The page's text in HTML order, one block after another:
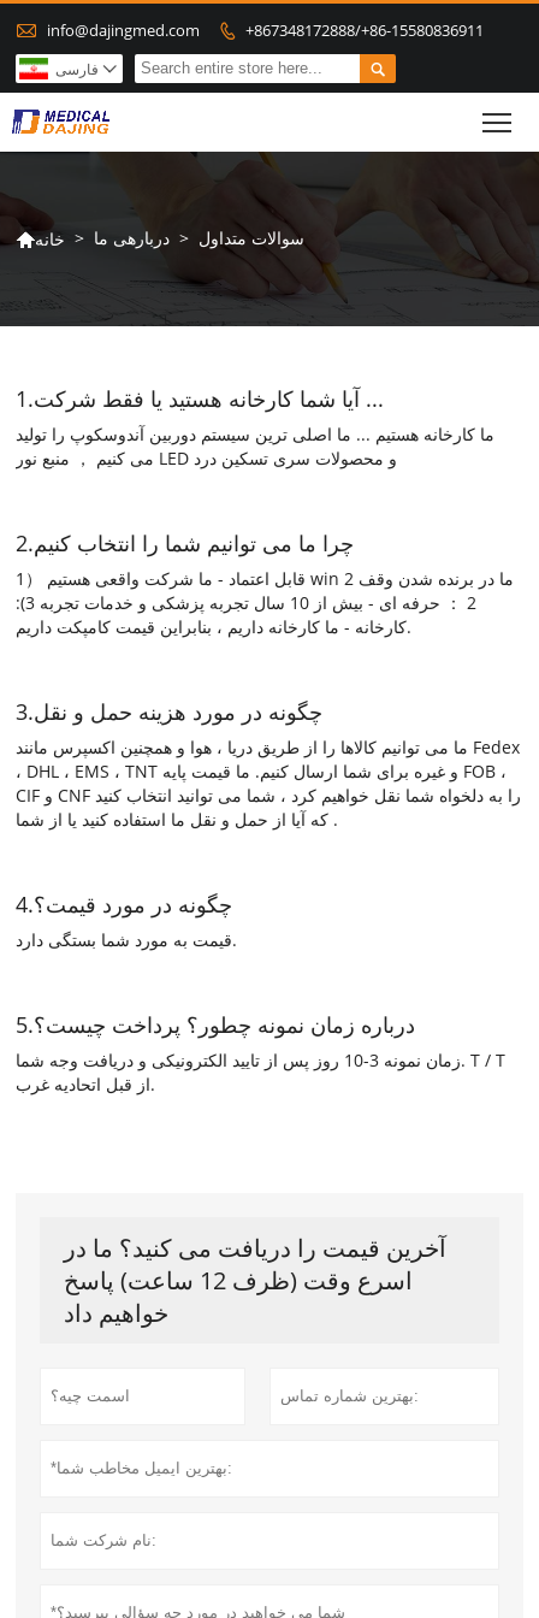
 info@dajingmed.com  +867348172888/+86-15580836911
 فارسی 
خانه > دربارهی ما > سوالات متداول
1.آیا شما کارخانه هستید یا فقط شرکت ...
ما کارخانه هستیم ... ما اصلی ترین سیستم دوربین آندوسکوپ را تولید
می کنیم ， منبع نور LED و محصولات سری تسکین درد
2.چرا ما می توانیم شما را انتخاب کنیم
1） قابل اعتماد - ما شرکت واقعی هستیم win ما در برنده شدن وقف 2
2 ： حرفه ای - بیش از 10 سال تجربه پزشکی و خدمات تجربه 3):
کارخانه - ما کارخانه داریم ، بنابراین قیمت کامپکت داریم.
3.چگونه در مورد هزینه حمل و نقل
ما می توانیم کالاها را از طریق دریا ، هوا و همچنین اکسپرس مانند Fedex
، DHL ، EMS ، TNT و غیره برای شما ارسال کنیم. ما قیمت پایه FOB ،
CIF و CNF را به دلخواه شما نقل خواهیم کرد ، شما می توانید انتخاب کنید
که آیا از حمل و نقل ما استفاده کنید یا از شما .
4.چگونه در مورد قیمت؟
قیمت به مورد شما بستگی دارد.
5.درباره زمان نمونه چطور؟ پرداخت چیست؟
زمان نمونه 3-10 روز پس از تایید الکترونیکی و دریافت وجه شما. T / T
از قبل اتحادیه غرب.
آخرین قیمت را دریافت می کنید؟ ما در
اسرع وقت (ظرف 12 ساعت) پاسخ
خواهیم داد